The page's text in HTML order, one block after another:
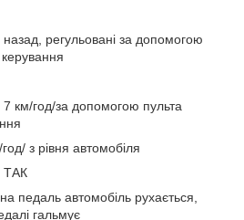
назад, регульовані за допомогою
км/год/за допомогою пульта
з рівня автомобіля
ТАК
педаль автомобіль рухається,
гальмує